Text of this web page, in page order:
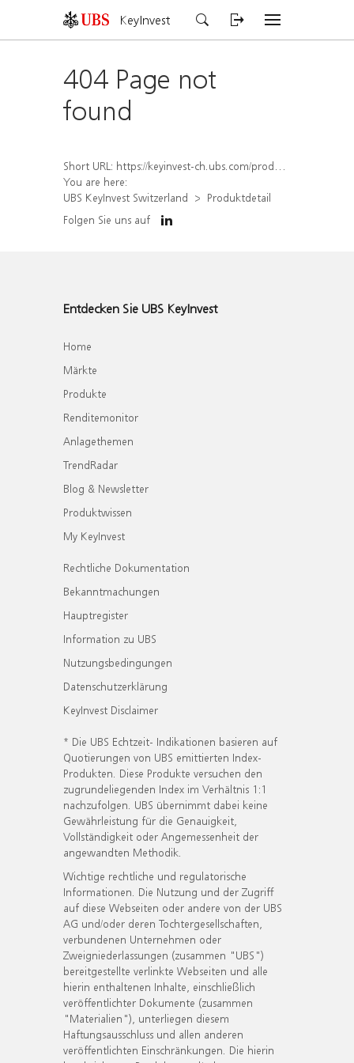
KeyInvest
404 Page not
found
Short URL: https://keyinvest-ch.ubs.com/produkt/detail/index/isin/CH1564520695
You are here:
UBS KeyInvest Switzerland
Produktdetail
Folgen Sie uns auf
Entdecken Sie UBS KeyInvest
Home
Märkte
Produkte
Renditemonitor
Anlagethemen
TrendRadar
Blog & Newsletter
Produktwissen
My KeyInvest
Rechtliche Dokumentation
Bekanntmachungen
Hauptregister
Information zu UBS
Nutzungsbedingungen
Datenschutzerklärung
KeyInvest Disclaimer
* Die UBS Echtzeit- Indikationen basieren auf
Quotierungen von UBS emittierten Index-
Produkten. Diese Produkte versuchen den
zugrundeliegenden Index im Verhältnis 1:1
nachzufolgen. UBS übernimmt dabei keine
Gewährleistung für die Genauigkeit,
Vollständigkeit oder Angemessenheit der
angewandten Methodik.
Wichtige rechtliche und regulatorische
Informationen. Die Nutzung und der Zugriff
auf diese Webseiten oder andere von der UBS
AG und/oder deren Tochtergesellschaften,
verbundenen Unternehmen oder
Zweigniederlassungen (zusammen "UBS")
bereitgestellte verlinkte Webseiten und alle
hierin enthaltenen Inhalte, einschließlich
veröffentlichter Dokumente (zusammen
"Materialien"), unterliegen diesem
Haftungsausschluss und allen anderen
veröffentlichten Einschränkungen. Die hierin